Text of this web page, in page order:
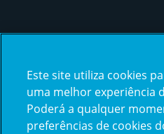
Este site utiliza cookies
uma melhor experiência
Poderá a qualquer
preferências de cookies